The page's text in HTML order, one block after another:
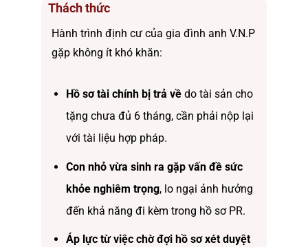
Thách thức
Hành trình định cư của gia đình anh V.N.P
gặp không ít khó khăn:
Hồ sơ tài chính bị trả vềdo tài sản cho
tặng chưa đủ 6 tháng, cần phải nộp lại
với tài liệu hợp pháp.
Con nhỏ vừa sinh ra gặp vấn đề sức
khỏe nghiêm trọng, lo ngại ảnh hưởng
đến khả năng đi kèm trong hồ sơ PR.
Áp lực từ việc chờ đợi hồ sơ xét duyệt